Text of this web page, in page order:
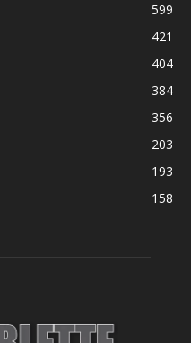
599
421
404
384
356
203
193
158